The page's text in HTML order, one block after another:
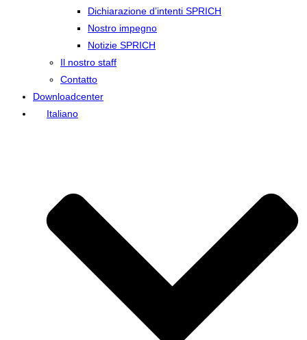
Dichiarazione d’intenti SPRICH
Nostro impegno
Notizie SPRICH
Il nostro staff
Contatto
Downloadcenter
Italiano